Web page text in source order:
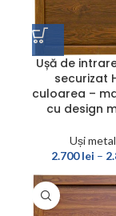
Ușă de
securizat
culoarea –
cu design
Uși
2.700lei –